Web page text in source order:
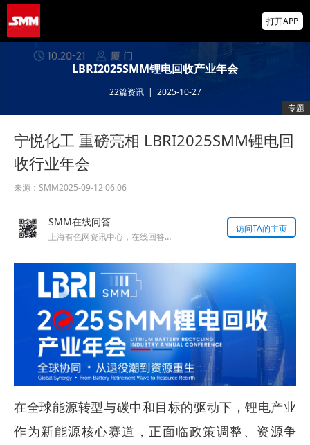
IMF披露：加纳央行去年买黄金亏损19亿美
供应偏紧支撑锗价上行 小金属板块走强 云南
锗业、中钨高新领涨【SMM快讯】
打开APP
LBRI2025SMM锂电回收产业年会
22篇资讯| 2025-10-27
专题
宁悦化工 重磅亮相 LBRI2025SMM锂电回
收行业年会
来源： SMM2025-09-12 06:06
SMM在线问答
上海有色网资讯中心，在线回答您的提问！
访问TA的主页
在全球能源转型与碳中和目标的驱动下，锂电产业
作为新能源核心赛道，正面临政策调整、资源争